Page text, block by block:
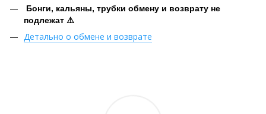
Бонги, кальяны, трубки обмену и возврату не
подлежат ⚠️
Детально о обмене и возврате